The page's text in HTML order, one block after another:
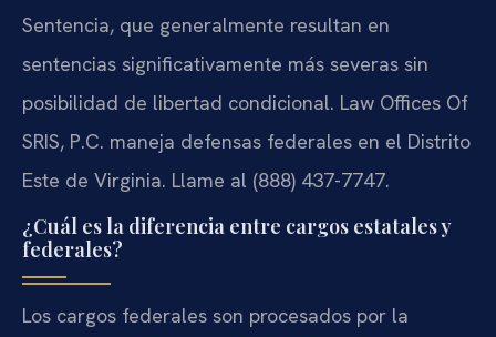
Sentencia, que generalmente resultan en
sentencias significativamente más severas sin
posibilidad de libertad condicional. Law Offices Of
SRIS, P.C. maneja defensas federales en el Distrito
Este de Virginia. Llame al (888) 437-7747.
¿Cuál es la diferencia entre cargos estatales y
federales?
Los cargos federales son procesados por la